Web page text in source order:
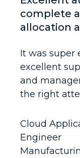
complete
allocation
It was super
excellent
and
the right
Cloud
Engineer